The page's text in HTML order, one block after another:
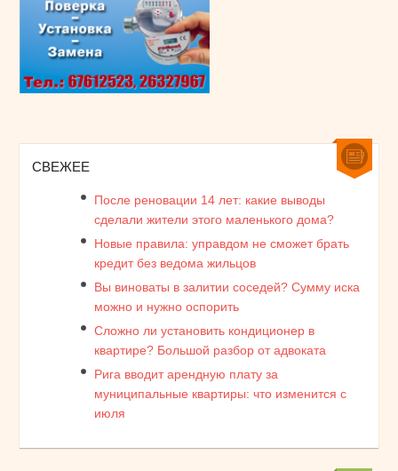
СВЕЖЕЕ
После реновации 14 лет: какие выводы
сделали жители этого маленького дома?
Новые правила: управдом не сможет брать
кредит без ведома жильцов
Вы виноваты в залитии соседей? Сумму иска
можно и нужно оспорить
Сложно ли установить кондиционер в
квартире? Большой разбор от адвоката
Рига вводит арендную плату за
муниципальные квартиры: что изменится с
июля